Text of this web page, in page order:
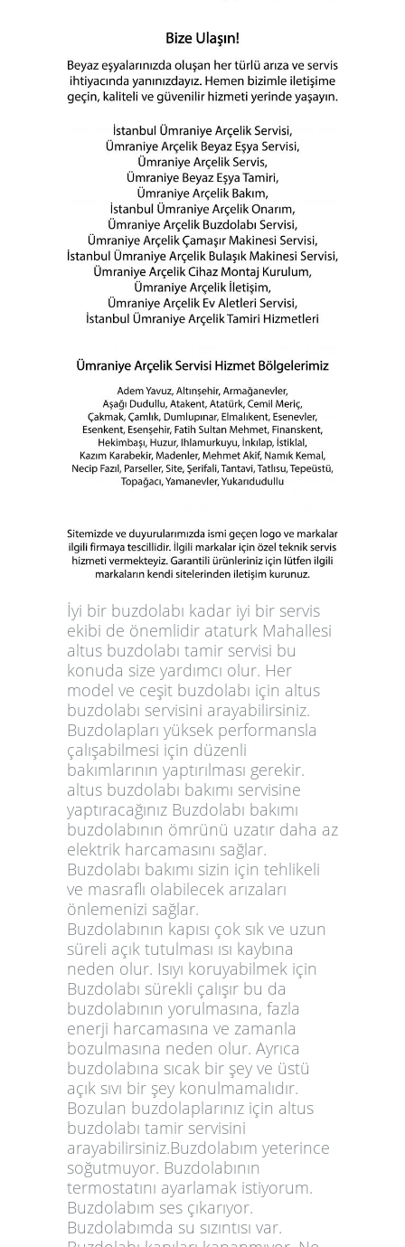
İyi bir buzdolabı kadar iyi bir servis
ekibi de önemlidir ataturk Mahallesi
altus buzdolabı tamir servisi bu
konuda size yardımcı olur. Her
model ve ceşit buzdolabı için altus
buzdolabı servisini arayabilirsiniz.
Buzdolapları yüksek performansla
çalışabilmesi için düzenli
bakımlarının yaptırılması gerekir.
altus buzdolabı bakımı servisine
yaptıracağınız Buzdolabı bakımı
buzdolabının ömrünü uzatır daha az
elektrik harcamasını sağlar.
Buzdolabı bakımı sizin için tehlikeli
ve masraflı olabilecek arızaları
önlemenizi sağlar.
Buzdolabının kapısı çok sık ve uzun
süreli açık tutulması ısı kaybına
neden olur. Isıyı koruyabilmek için
Buzdolabı sürekli çalışır bu da
buzdolabının yorulmasına, fazla
enerji harcamasına ve zamanla
bozulmasına neden olur. Ayrıca
buzdolabına sıcak bir şey ve üstü
açık sıvı bir şey konulmamalıdır.
Bozulan buzdolaplarınız için altus
buzdolabı tamir servisini
arayabilirsiniz.Buzdolabım yeterince
soğutmuyor. Buzdolabının
termostatını ayarlamak istiyorum.
Buzdolabım ses çıkarıyor.
Buzdolabımda su sızıntısı var.